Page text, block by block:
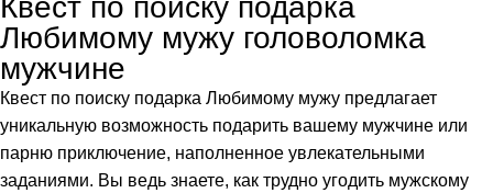
Любимому мужу головоломка
мужчине
Квест по поиску подарка Любимому мужу предлагает
уникальную возможность подарить вашему мужчине или
парню приключение, наполненное увлекательными
заданиями. Вы ведь знаете, как трудно угодить мужскому